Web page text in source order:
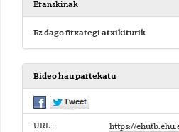
Eranskinak
Ez dago fitxategi atxikiturik
Bideo hau partekatu
URL: